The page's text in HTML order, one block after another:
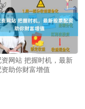
网站 把握时机，最新
助你财富增值